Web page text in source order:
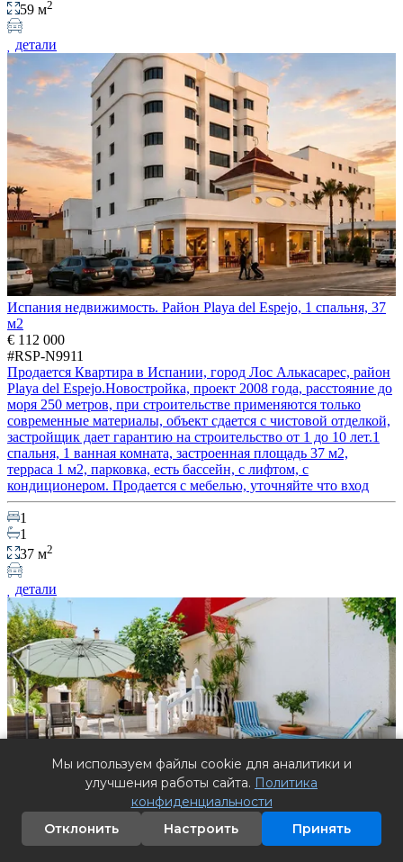
59 м2
детали
Испания недвижимость. Район Playa del Espejo, 1 спальня, 37
м2
€ 112 000
#RSP-N9911
Продается Квартира в Испании, город Лос Алькасарес, район
Playa del Espejo.Новостройка, проект 2008 года, расстояние до
моря 250 метров, при строительстве применяются только
современные материалы, объект сдается с чистовой отделкой,
застройщик дает гарантию на строительство от 1 до 10 лет.1
спальня, 1 ванная комната, застроенная площадь 37 м2,
терраса 1 м2, парковка, есть бассейн, c лифтом, с
кондиционером. Продается с мебелью, уточняйте что вход
1
1
37 м2
детали
Мы используем файлы cookie для аналитики и
улучшения работы сайта. Политика
конфиденциальности
Отклонить
Настроить Принять